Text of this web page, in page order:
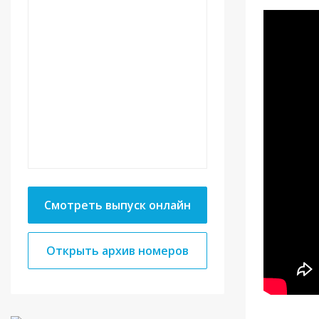
Смотреть выпуск онлайн
Открыть архив номеров